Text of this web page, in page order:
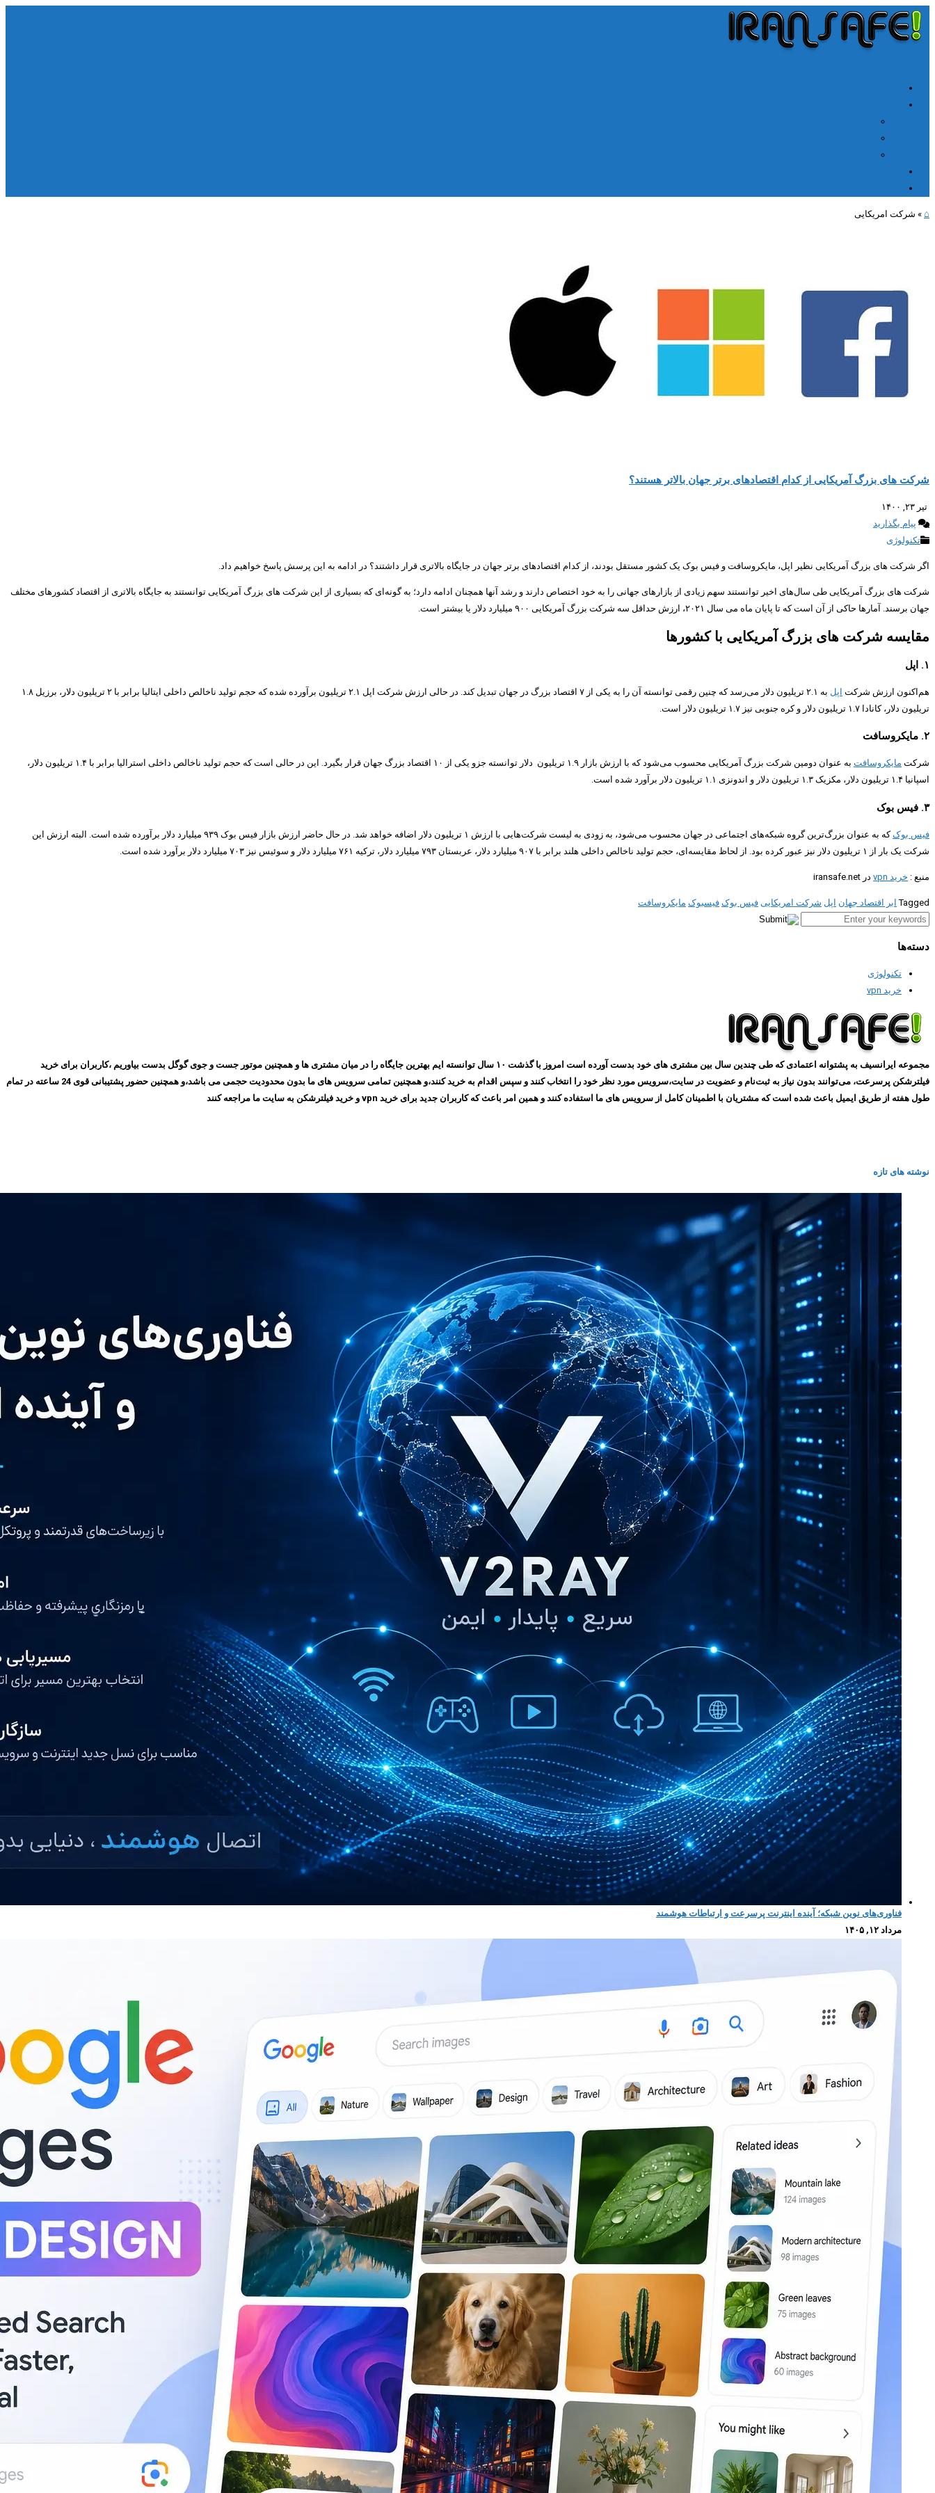
⌂
» شرکت امریکایی
شرکت های بزرگ آمریکایی از کدام اقتصادهای برتر جهان بالاتر هستند؟
تیر ۲۳, ۱۴۰۰
پیام بگذارید
تکنولوژی
اگر شرکت های بزرگ آمریکایی نظیر اپل، مایکروسافت و فیس بوک یک کشور مستقل بودند، از کدام اقتصادهای برتر جهان در جایگاه بالاتری قرار داشتند؟ در ادامه به این پرسش پاسخ خواهیم داد.
شرکت های بزرگ آمریکایی طی سال‌های اخیر توانستند سهم زیادی از بازارهای جهانی را به خود اختصاص دارند و رشد آنها همچنان ادامه دارد؛ به گونه‌ای که بسیاری از این شرکت های بزرگ آمریکایی توانستند به جایگاه بالاتری از اقتصاد کشورهای مختلف
جهان برسند. آمارها حاکی از آن است که تا پایان ماه می سال ۲۰۲۱، ارزش حداقل سه شرکت بزرگ آمریکایی ۹۰۰ میلیارد دلار یا بیشتر است.
مقایسه شرکت های بزرگ آمریکایی با کشورها
۱.‌ اپل
هم‌اکنون ارزش شرکت اپل
به ۲.۱ تریلیون دلار می‌رسد که چنین رقمی توانسته آن را به یکی از ۷ اقتصاد بزرگ در جهان تبدیل کند. در حالی ارزش شرکت اپل ۲.۱ تریلیون برآورده شده که حجم تولید ناخالص داخلی ایتالیا برابر با ۲ تریلیون دلار، برزیل ۱.۸
تریلیون دلار، کانادا ۱.۷ تریلیون دلار و کره جنوبی نیز ۱.۷ تریلیون دلار است.
۲. مایکروسافت
شرکت مایکروسافت
به عنوان دومین شرکت بزرگ آمریکایی محسوب می‌شود که با ارزش بازار ۱.۹ تریلیون دلار توانسته جزو یکی از ۱۰ اقتصاد بزرگ جهان قرار بگیرد. این در حالی است که حجم تولید ناخالص داخلی استرالیا برابر با ۱.۴ تریلیون دلار،
اسپانیا ۱.۴ تریلیون دلار، مکزیک ۱.۳ تریلیون دلار و اندونزی ۱.۱ تریلیون دلار برآورد شده است.
۳. فیس بوک
فیس بوک
که به عنوان بزرگ‌ترین گروه شبکه‌های اجتماعی در جهان محسوب می‌شود، به زودی به لیست شرکت‌هایی با ارزش ۱ تریلیون دلار اضافه خواهد شد. در حال حاضر ارزش بازار فیس بوک ۹۳۹ میلیارد دلار برآورده شده است. البته ارزش این
شرکت یک بار از ۱ تریلیون دلار نیز عبور کرده بود. از لحاظ مقایسه‌ای، حجم تولید ناخالص داخلی هلند برابر با ۹۰۷ میلیارد دلار، عربستان ۷۹۳ میلیارد دلار، ترکیه ۷۶۱ میلیارد دلار و سوئیس نیز ۷۰۳ میلیارد دلار برآورد شده است.
منبع : خرید vpn در iransafe.net
Tagged ابر اقتصاد جهان اپل شرکت امریکایی فیس بوک فیسبوک مایکروسافت
دسته‌ها
تکنولوژی
خرید vpn
مجموعه ایرانسیف به پشتوانه اعتمادی که طی چندین سال بین مشتری های خود بدست آورده است امروز با گذشت ۱۰ سال توانسته ایم بهترین جایگاه را در میان مشتری ها و همچنین موتور جست و جوی گوگل بدست بیاوریم ،کاربران برای خرید
فیلترشکن پرسرعت، می‌توانند بدون نیاز به ثبت‌نام و عضویت در سایت،سرویس مورد نظر خود را انتخاب کنند و سپس اقدام به خرید کنند،و همچنین تمامی سرویس های ما بدون محدودیت حجمی می باشد،و همچنین حضور پشتیبانی قوی 24 ساعته در تمام
طول هفته از طریق ایمیل باعث شده است که مشتریان با اطمینان کامل از سرویس های ما استفاده کنند و همین امر باعث که کاربران جدید برای خرید vpn و خرید فیلترشکن به سایت ما مراجعه کنند
نوشته های تازه
فناوری‌های نوین شبکه؛ آینده اینترنت پرسرعت و ارتباطات هوشمند
مرداد ۱۲, ۱۴۰۵